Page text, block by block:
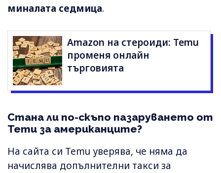
миналата седмица.
Amazon на стероиди: Temu
променя онлайн
търговията
Стана ли по-скъпо пазаруването от
Temu за американците?
На сайта си Temu уверява, че няма да
начислява допълнителни такси за